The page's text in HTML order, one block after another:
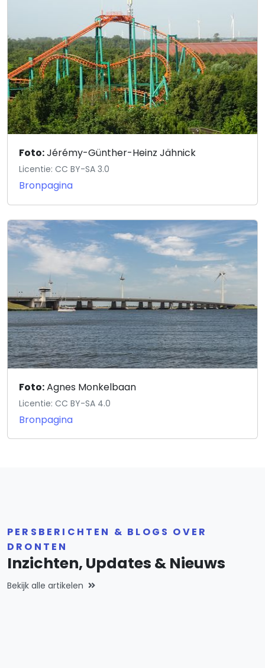
Foto:Jérémy-Günther-Heinz Jähnick
Licentie: CC BY-SA 3.0
Bronpagina
Foto:Agnes Monkelbaan
Licentie: CC BY-SA 4.0
Bronpagina
PERSBERICHTEN & BLOGS OVER
DRONTEN
Inzichten, Updates & Nieuws
Bekijk alle artikelen